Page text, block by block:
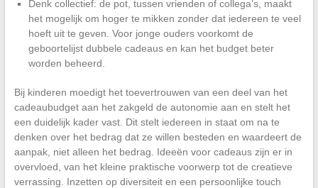
Denk collectief: de pot, tussen vrienden of collega’s, maakt
het mogelijk om hoger te mikken zonder dat iedereen te veel
hoeft uit te geven. Voor jonge ouders voorkomt de
geboortelijst dubbele cadeaus en kan het budget beter
worden beheerd.
Bij kinderen moedigt het toevertrouwen van een deel van het
cadeaubudget aan het zakgeld de autonomie aan en stelt het
een duidelijk kader vast. Dit stelt iedereen in staat om na te
denken over het bedrag dat ze willen besteden en waardeert de
aanpak, niet alleen het bedrag. Ideeën voor cadeaus zijn er in
overvloed, van het kleine praktische voorwerp tot de creatieve
verrassing. Inzetten op diversiteit en een persoonlijke touch